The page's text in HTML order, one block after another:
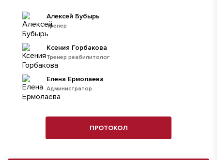
Тренер
Алексей Бубырь
Тренер реабилитолог
Ксения Горбакова
Администратор
Елена Ермолаева
ПРОТОКОЛ